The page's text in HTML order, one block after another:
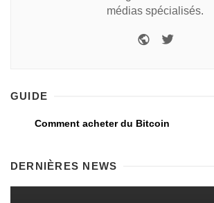
médias spécialisés.
GUIDE
Comment acheter du Bitcoin
DERNIÈRES NEWS